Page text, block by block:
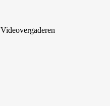
Videovergaderen